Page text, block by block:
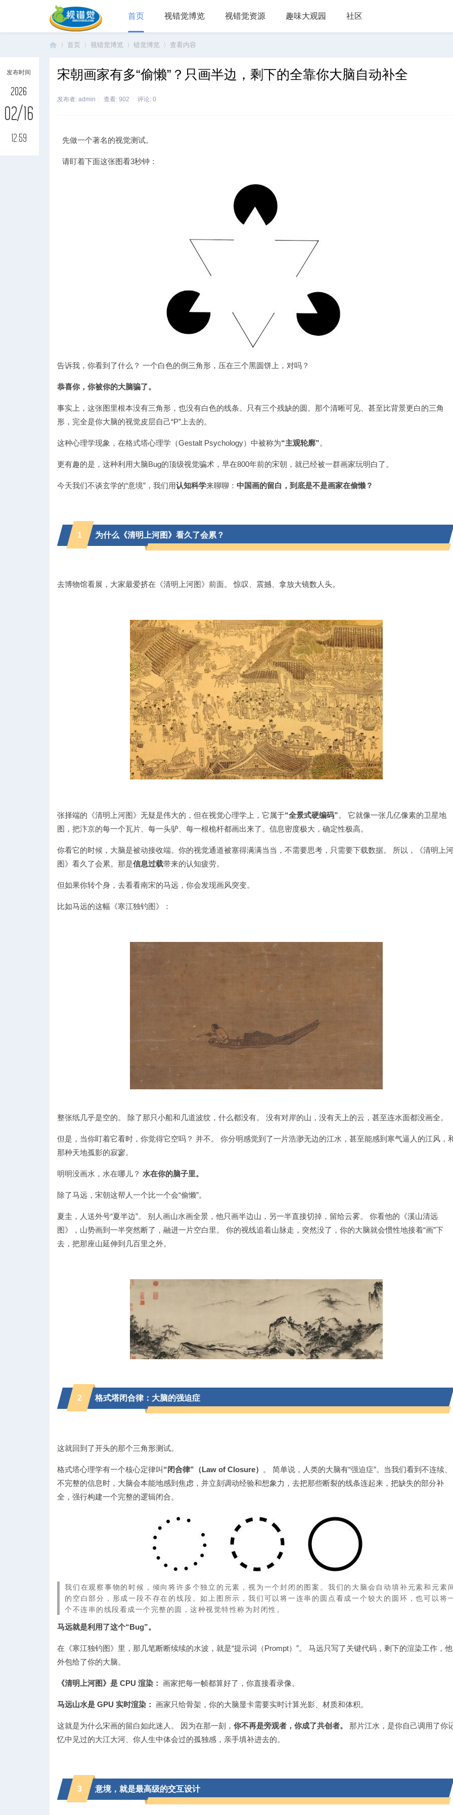
首页 视错觉博览 视错觉资源 趣味大观园 社区
首页 视错觉博览 错觉博览 查看内容
发布时间
2026
02/16
12:59
宋朝画家有多“偷懒”？只画半边，剩下的全靠你大脑自动补全
发布者: admin 查看: 902 评论: 0
先做一个著名的视觉测试。
请盯着下面这张图看3秒钟：
告诉我，你看到了什么？ 一个白色的倒三角形，压在三个黑圆饼上，对吗？
恭喜你，你被你的大脑骗了。
事实上，这张图里根本没有三角形，也没有白色的线条。只有三个残缺的圆。那个清晰可见、甚至比背景更白的三角
形，完全是你大脑的视觉皮层自己“P”上去的。
这种心理学现象，在格式塔心理学（Gestalt Psychology）中被称为“主观轮廓”。
更有趣的是，这种利用大脑Bug的顶级视觉骗术，早在800年前的宋朝，就已经被一群画家玩明白了。
今天我们不谈玄学的“意境”，我们用认知科学来聊聊： 中国画的留白，到底是不是画家在偷懒？
1 为什么《清明上河图》看久了会累？
去博物馆看展，大家最爱挤在《清明上河图》前面。 惊叹、震撼、拿放大镜数人头。
张择端的《清明上河图》无疑是伟大的，但在视觉心理学上，它属于“全景式硬编码”。 它就像一张几亿像素的卫星地
图，把汴京的每一个瓦片、每一头驴、每一根桅杆都画出来了。信息密度极大，确定性极高。
你看它的时候，大脑是被动接收端。你的视觉通道被塞得满满当当，不需要思考，只需要下载数据。 所以，《清明上河
图》看久了会累。那是信息过载带来的认知疲劳。
但如果你转个身，去看看南宋的马远，你会发现画风突变。
比如马远的这幅《寒江独钓图》：
整张纸几乎是空的。 除了那只小船和几道波纹，什么都没有。 没有对岸的山，没有天上的云，甚至连水面都没画全。
但是，当你盯着它看时，你觉得它空吗？ 并不。 你分明感觉到了一片浩渺无边的江水，甚至能感到寒气逼人的江风，
那种天地孤影的寂寥。
明明没画水，水在哪儿？ 水在你的脑子里。
除了马远，宋朝这帮人一个比一个会“偷懒”。
夏圭，人送外号“夏半边”。 别人画山水画全景，他只画半边山，另一半直接切掉，留给云雾。 你看他的《溪山清远
图》，山势画到一半突然断了，融进一片空白里。 你的视线追着山脉走，突然没了，你的大脑就会惯性地接着“画”下
去，把那座山延伸到几百里之外。
2 格式塔闭合律：大脑的强迫症
这就回到了开头的那个三角形测试。
格式塔心理学有一个核心定律叫 “闭合律”（Law of Closure）
。 简单说，人类的大脑有“强迫症”。当我们看到不连续、
不完整的信息时，大脑会本能地感到焦虑，并立刻调动经验和想象力，去把那些断裂的线条连起来，把缺失的部分补
全，强行构建一个完整的逻辑闭合。
我们在观察事物的时候，倾向将许多个独立的元素，视为一个封闭的图案。我们的大脑会自动填补元素和元素
的空白部分，形成一段不存在的线段。如上图所示，我们可以将一连串的圆点看成一个较大的圆环，也可以将
个不连串的线段看成一个完整的圆，这种视觉特性称为封闭性。
马远就是利用了这个“Bug”。
在《寒江独钓图》里，那几笔断断续续的水波，就是“提示词（Prompt）”。 马远只写了关键代码，剩下的渲染工作，他
外包给了你的大脑。
《清明上河图》是 CPU 渲染： 画家把每一帧都算好了，你直接看录像。
马远山水是 GPU 实时渲染： 画家只给骨架，你的大脑显卡需要实时计算光影、材质和体积。
这就是为什么宋画的留白如此迷人。 因为在那一刻， 你不再是旁观者，你成了共创者。
那片江水，是你自己调用了你
忆中见过的大江大河、你人生中体会过的孤独感，亲手填补进去的。
3 意境，就是最高级的交互设计